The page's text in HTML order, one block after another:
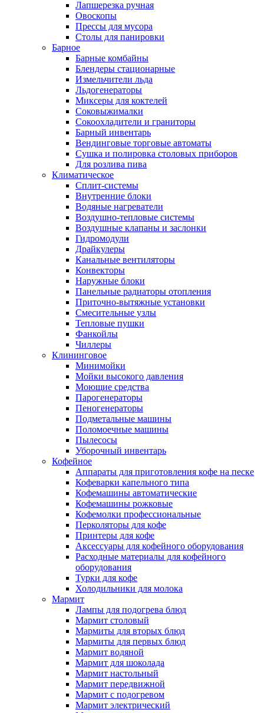
Лапшерезка ручная
Овоскопы
Прессы для мусора
Столы для панировки
Барное
Барные комбайны
Блендеры стационарные
Измельчители льда
Льдогенераторы
Миксеры для коктелей
Соковыжималки
Сокоохладители и граниторы
Барный инвентарь
Вендинговые торговые автоматы
Сушка и полировка столовых приборов
Для розлива пива
Климатическое
Сплит-системы
Внутренние блоки
Водяные нагреватели
Воздушно-тепловые системы
Воздушные клапаны и заслонки
Гидромодули
Драйкулеры
Канальные вентиляторы
Конвекторы
Наружные блоки
Панельные радиаторы отопления
Приточно-вытяжные установки
Смесительные узлы
Тепловые пушки
Фанкойлы
Чиллеры
Клининговое
Минимойки
Мойки высокого давления
Моющие средства
Парогенераторы
Пеногенераторы
Подметальные машины
Поломоечные машины
Пылесосы
Уборочный инвентарь
Кофейное
Аппараты для приготовления кофе на песке
Кофеварки капельного типа
Кофемашины автоматические
Кофемашины рожковые
Кофемолки профессиональные
Перколяторы для кофе
Принтеры для кофе
Аксессуары для кофейного оборудования
Расходные материалы для кофейного
оборудования
Турки для кофе
Холодильники для молока
Мармит
Лампы для подогрева блюд
Мармит столовый
Мармиты для вторых блюд
Мармиты для первых блюд
Мармит водяной
Мармит для шоколада
Мармит настольный
Мармит передвижной
Мармит с подогревом
Мармит электрический